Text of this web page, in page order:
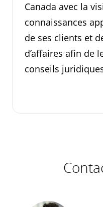
Canada avec la
connaissances
de ses clients et
d’affaires afin de
conseils